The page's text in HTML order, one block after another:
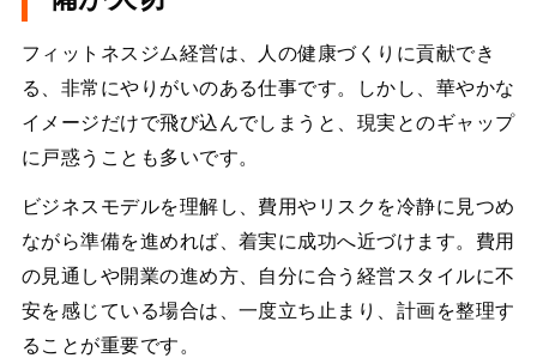
フィットネスジム経営は、人の健康づくりに貢献でき
る、非常にやりがいのある仕事です。しかし、華やかな
イメージだけで飛び込んでしまうと、現実とのギャップ
に戸惑うことも多いです。
ビジネスモデルを理解し、費用やリスクを冷静に見つめ
ながら準備を進めれば、着実に成功へ近づけます。費用
の見通しや開業の進め方、自分に合う経営スタイルに不
安を感じている場合は、一度立ち止まり、計画を整理す
ることが重要です。